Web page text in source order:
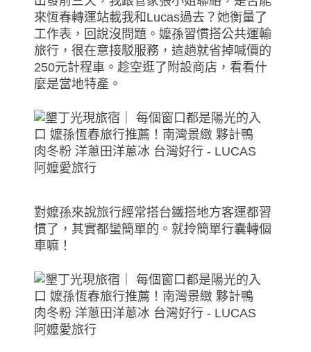
來恆春轉運站載我和Lucas過去？她衡量了
工作表，回說沒問題。嬤孫習慣搭公共運輸
旅行，很在意接駁服務，這趟就省掉喊價的
250元計程車。趁空逛了附設商店，看看什
麼是當地特產。
對嬤孫來說旅行經常搭台鐵搭地方客運都習
慣了，其實都蠻簡單的。就拎簡單行囊轉個
車嘛！